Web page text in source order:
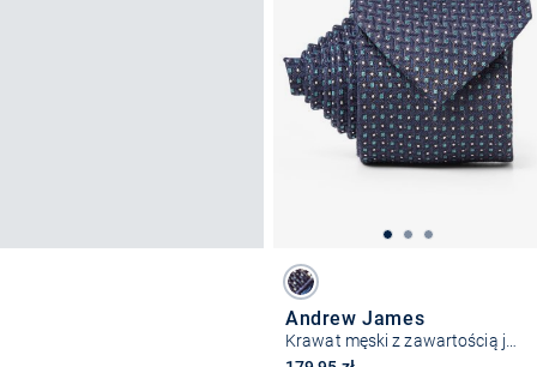
Andrew James